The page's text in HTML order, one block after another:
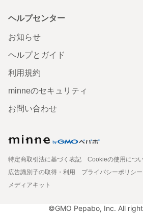
ヘルプセンター
お知らせ
ヘルプとガイド
利用規約
minneのセキュリティ
お問い合わせ
特定商取引法に基づく表記
Cookieの使用につ
広告識別子の取得・利用
プライバシーポリシー
メディアキット
©GMO Pepabo, Inc. All